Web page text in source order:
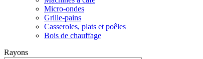
Micro-ondes
Grille-pains
Casseroles, plats et poêles
Bois de chauffage
Rayons